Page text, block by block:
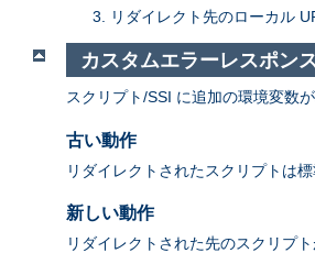
リダイレクト先のローカル
カスタムエラーレスポン
スクリプト/SSI に追加の環境変数
古い動作
リダイレクトされたスクリプトは
新しい動作
リダイレクトされた先のスクリプ